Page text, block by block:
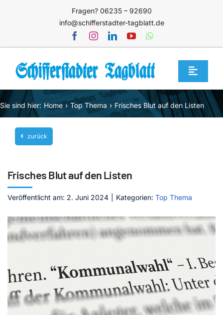
Fragen? 06235 – 92690
info@schifferstadter-tagblatt.de
Toggle
Home
Themen
Blog
Service
Mediathek
Jetzt abonnieren
Kontakt
Sie sind hier: Home Top Thema Frisches Blut auf den Listen
zurück
Frisches Blut auf den Listen
Veröffentlicht am: 2. Juni 2024 Kategorien: Top Thema